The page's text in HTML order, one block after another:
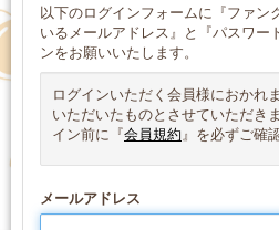
以下のログインフォームに『ファン
いるメールアドレス』と『パスワー
ンをお願いいたします。
ログインいただく会員様におかれ
いただいたものとさせていただき
イン前に『会員規約』を必ずご確
メールアドレス